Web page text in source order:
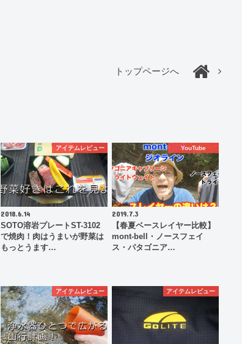
トップページへ
アイテムレビュー
2018.6.14
SOTO溶岩プレートST-3102
で焼肉！肉はうまいが野菜は
もっとうます…
YouTube
2019.7.3
【春夏ベースレイヤー比較】
mont-bell・ノースフェイ
ス・パタゴニア…
アイテムレビュー アイテムレビュー